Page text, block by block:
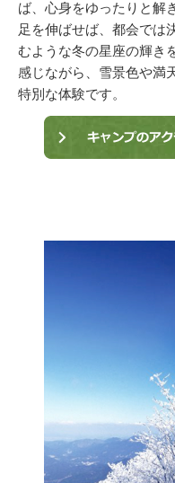
ば、心身をゆったりと解
足を伸ばせば、都会では
むような冬の星座の輝き
感じながら、雪景色や満
特別な体験です。